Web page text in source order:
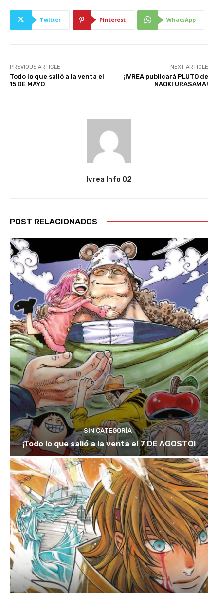
Twitter Pinterest WhatsApp
PREVIOUS ARTICLE
Todo lo que salió a la venta el
15 DE MAYO
NEXT ARTICLE
¡IVREA publicará PLUTO de
NAOKI URASAWA!
Ivrea Info 02
POST RELACIONADOS
SIN CATEGORÍA
¡Todo lo que salió a la venta el 7 DE AGOSTO!